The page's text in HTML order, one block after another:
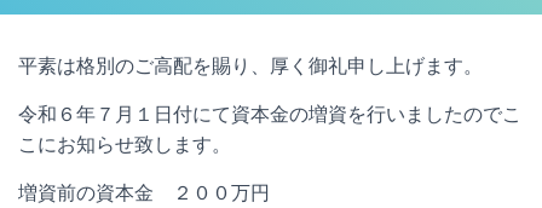
平素は格別のご高配を賜り、厚く御礼申し上げます。
令和６年７月１日付にて資本金の増資を行いましたのでこ
こにお知らせ致します。
増資前の資本金 ２００万円